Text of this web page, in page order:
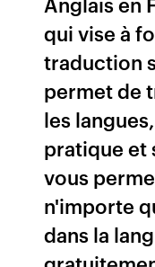
qui vise à
traduction
permet de
les
pratique et
vous
n'importe
dans la